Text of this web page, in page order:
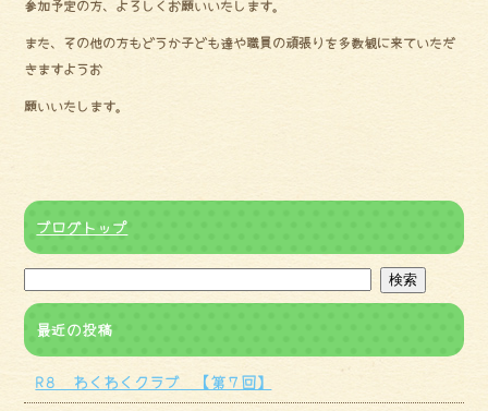
参加予定の方、よろしくお願いいたします。
また、その他の方もどうか子ども達や職員の頑張りを多数観に来ていただ
きますようお
願いいたします。
ブログトップ
最近の投稿
R８ わくわくクラブ 【第７回】